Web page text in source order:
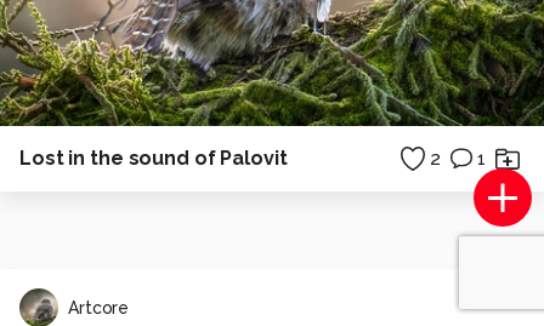
Lost in the sound of Palovit 2 1
Artcore